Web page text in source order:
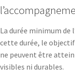
La durée minimum de
cette durée, le
ne peuvent être
visibles ni durables.